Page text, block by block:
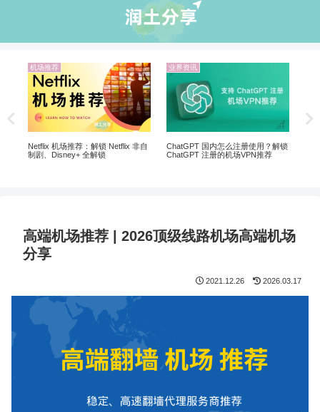
机场推荐
Netflix 机场推荐：解锁 Netflix 非自
制剧、Disney+ 全解锁
业界资讯
ChatGPT 国内怎么注册使用？解锁
ChatGPT 注册的机场VPN推荐
高端机场推荐 | 2026顶级线路机场高端机场
分享
2021.12.26 2026.03.17